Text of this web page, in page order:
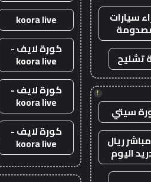
سيارات
تشليح
!
سيتي
ريال
اليوم
koora live
كورة لايف -
koora live
كورة لايف -
koora live
كورة لايف -
koora live